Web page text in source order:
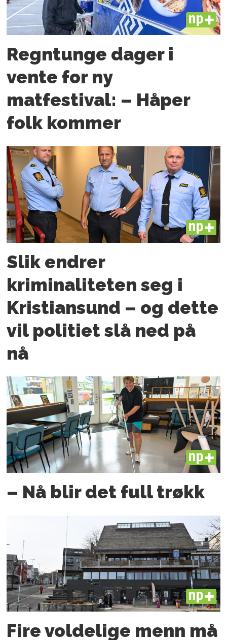
PLUS
Regntunge dager i
vente for ny
matfestival: – Håper
folk kommer
PLUS
Slik endrer
kriminaliteten seg i
Kristiansund – og dette
vil politiet slå ned på
nå
PLUS
– Nå blir det full trøkk
PLUS
Fire voldelige menn må